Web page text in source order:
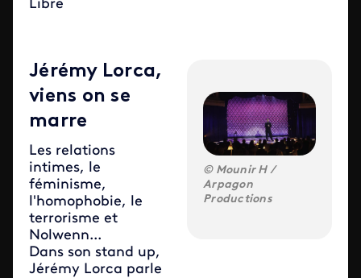
Libre
Jérémy Lorca,
viens on se
marre
Les relations
intimes, le
féminisme,
l'homophobie, le
terrorisme et
Nolwenn...
Dans son stand up,
Jérémy Lorca parle
Mounir H /
Arpagon
Productions